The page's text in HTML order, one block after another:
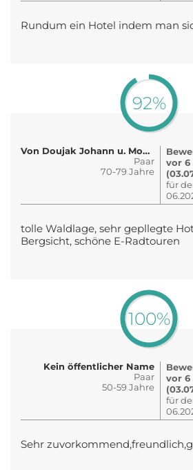
Rundum ein Hotel indem man
92%
Von Doujak Johann u. Monika
Paar
70-79 Jahre
vor 6
für
tolle Waldlage, sehr gepllegte
Bergsicht, schöne E-Radtouren
100%
Kein öffentlicher Name
Paar
50-59 Jahre
vor 6
für
Sehr